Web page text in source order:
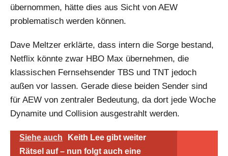
übernommen, hätte dies aus Sicht von AEW
problematisch werden können.
Dave Meltzer erklärte, dass intern die Sorge bestand,
Netflix könnte zwar HBO Max übernehmen, die
klassischen Fernsehsender TBS und TNT jedoch
außen vor lassen. Gerade diese beiden Sender sind
für AEW von zentraler Bedeutung, da dort jede Woche
Dynamite und Collision ausgestrahlt werden.
Siehe auch
Keith Lee gibt weiter
Rätsel auf – nun folgt auch eine